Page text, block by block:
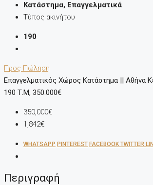
Κατάστημα, Επαγγελματικά
Τύπος ακινήτου
190
Προς Πώληση
Επαγγελματικός Χώρος Κατάστημα || Αθήνα
190 Τ.μ, 350.000€
350,000€
1,842€
WHATSAPP PINTEREST FACEBOOK TWITTER
Περιγραφή